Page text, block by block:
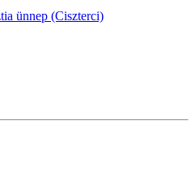
ünnep (Ciszterci)